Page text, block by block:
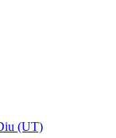
(UT)